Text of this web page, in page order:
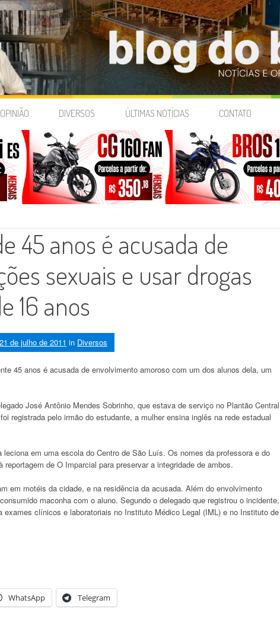
OPINIÃO DIVERSOS ÚLTIMAS NOTÍCIAS CONTATO
45 anos é acusada de
sexuais e usar drogas
16 anos
21 de julho de 2011 in Diversos
45 anos é acusada de envolvimento amoroso com um dos alunos dela, um
José Antônio Mendes Sobrinho, que estava de serviço no Plantão Central
registrada pelo irmão do estudante, a mulher ensina inglês na rede estadual
leciona em uma escola do Centro de São Luís. Os nomes da professora e do
de O Imparcial para preservar a integridade de ambos.
em motéis da cidade, e na residência da acusada. Além do envolvimento
maconha com o aluno. Segundo o delegado que registrou o incidente,
exames clínicos e laboratoriais no Instituto Médico Legal (IML) e no Instituto de
WhatsApp Telegram